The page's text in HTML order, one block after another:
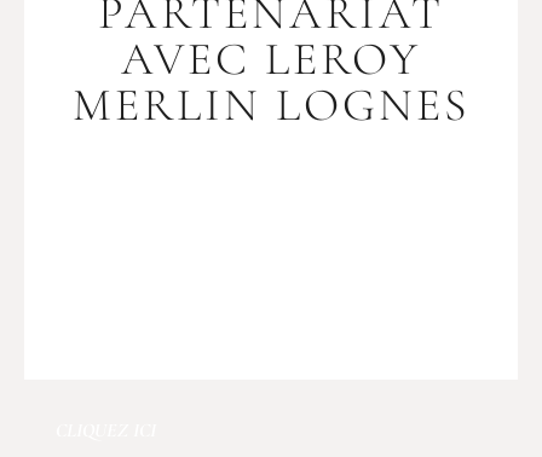
PARTENARIAT
AVEC LEROY
MERLIN LOGNES